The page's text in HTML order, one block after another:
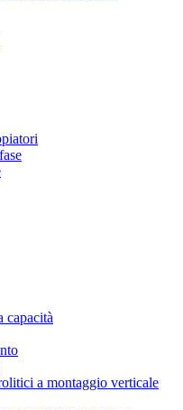
capacità
a montaggio verticale